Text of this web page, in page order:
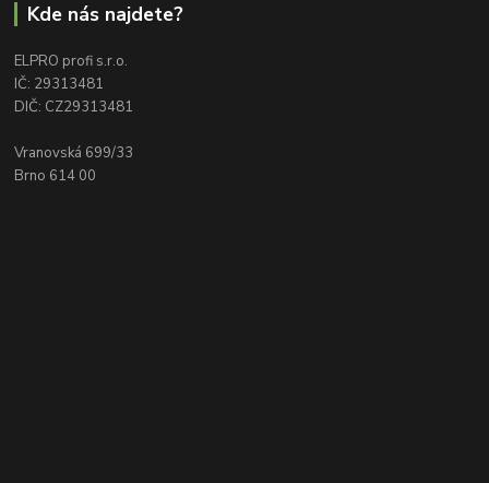
Kde nás najdete?
ELPRO profi s.r.o.
IČ: 29313481
DIČ: CZ29313481
Vranovská 699/33
Brno 614 00